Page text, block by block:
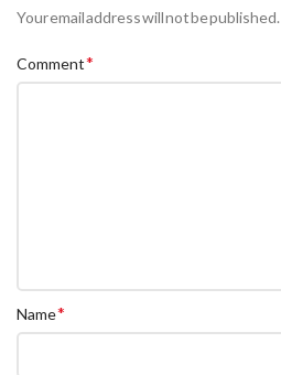
Your email address will not be published.
Comment*
Name*